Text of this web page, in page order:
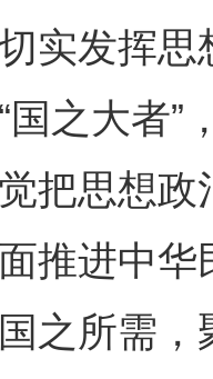
实发挥
国之大者
把思想
推进中
之所需